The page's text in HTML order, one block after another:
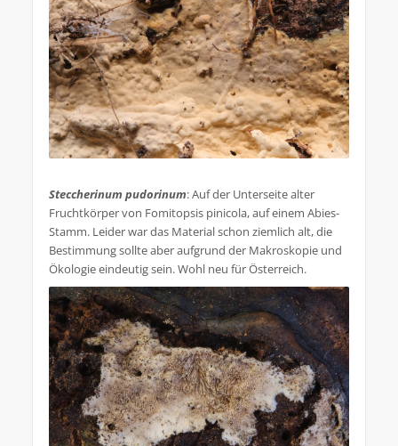
Steccherinum pudorinum: Auf der Unterseite alter
Fruchtkörper von Fomitopsis pinicola, auf einem Abies-
Stamm. Leider war das Material schon ziemlich alt, die
Bestimmung sollte aber aufgrund der Makroskopie und
Ökologie eindeutig sein. Wohl neu für Österreich.